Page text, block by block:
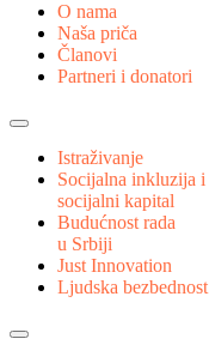
O nama
Naša priča
Članovi
Partneri i donatori
Istraživanje
Socijalna inkluzija i
socijalni kapital
Budućnost rada
u Srbiji
Just Innovation
Ljudska bezbednost